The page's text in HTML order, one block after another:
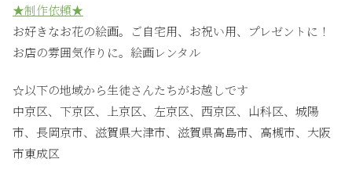
★制作依頼★
お好きなお花の絵画。ご自宅用、お祝い用、プレゼントに！
お店の雰囲気作りに。絵画レンタル
☆以下の地域から生徒さんたちがお越しです
中京区、下京区、上京区、左京区、西京区、山科区、城陽
市、長岡京市、滋賀県大津市、滋賀県高島市、高槻市、大阪
市東成区